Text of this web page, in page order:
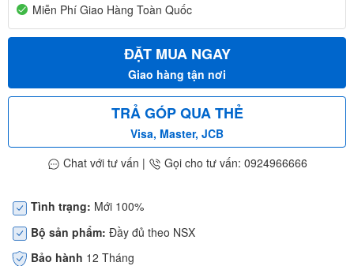
Miễn Phí Giao Hàng Toàn Quốc
ĐẶT MUA NGAY
Giao hàng tận nơi
TRẢ GÓP QUA THẺ
Visa, Master, JCB
Chat với tư vấn | Gọi cho tư vấn: 0924966666
Tình trạng: Mới 100%
Bộ sản phẩm: Đầy đủ theo NSX
Bảo hành 12 Tháng